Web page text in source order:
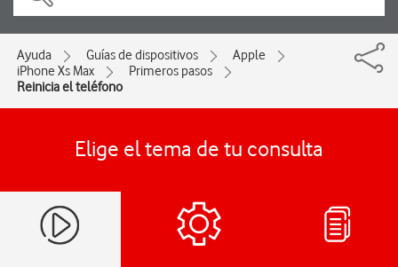
Ayuda Guías de dispositivos
Apple
iPhone Xs Max
Primeros pasos
Reinicia el teléfono
Elige el tema de tu consulta